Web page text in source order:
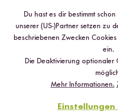
*gültig bei 15 % Rabatt ab 99 €/CHF
Digitaler Reiskocher Starter Set), 10 %
€/CHF
Du hast es dir bestimmt
unserer (US-)Partner setzen zu
beschriebenen Zwecken
ein.
Die Deaktivierung optionaler
Mehr Informationen.